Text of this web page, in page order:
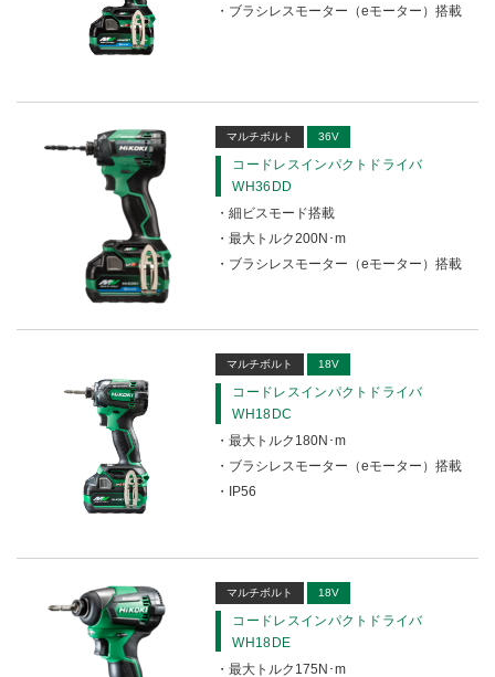
その他(コードレス)
蓄電池・充電器(コードレス)
釘打機・エア工具
背負式電源
水中ポンプ
エンジン工具・園芸工具用
振動3軸合成値について
リチウムイオン電池互換一覧
FAQ（よくあるご質問）
保証対象製品
アングルドリル
ロータリハンマドリル
ハンマドリル
ディスクグラインダ（スライドスイッチ）
ディスクグラインダ（パドルスイッチ）
ディスクグラインダ（トリガスイッチ）
ベルトサンダ
ブラシレスモーター（eモーター）搭載
マルチボルト 36V
コードレスインパクトドライバ
WH36DD
細ビスモード搭載
最大トルク200N･m
ブラシレスモーター（eモーター）搭載
マルチボルト 18V
コードレスインパクトドライバ
WH18DC
最大トルク180N･m
ブラシレスモーター（eモーター）搭載
IP56
マルチボルト 18V
コードレスインパクトドライバ
WH18DE
最大トルク175N･m